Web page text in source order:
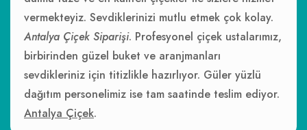
vermekteyiz. Sevdiklerinizi mutlu etmek çok kolay.
Antalya Çiçek Siparişi. Profesyonel çiçek ustalarımız,
birbirinden güzel buket ve aranjmanları
sevdikleriniz için titizlikle hazırlıyor. Güler yüzlü
dağıtım personelimiz ise tam saatinde teslim ediyor.
Antalya Çiçek.